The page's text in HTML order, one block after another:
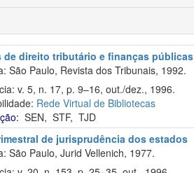
de direito tributário e finanças públicas
São Paulo, Revista dos Tribunais, 1992.
v. 5, n. 17, p. 9–16, out./dez., 1996.
Rede Virtual de Bibliotecas
SEN, STF, TJD
de jurisprudência dos estados
São Paulo, Jurid Vellenich, 1977.